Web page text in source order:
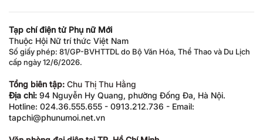
Tạp chí điện tử Phụ nữ Mới
Thuộc Hội Nữ trí thức Việt Nam
Số giấy phép: 81/GP-BVHTTDL do Bộ Văn Hóa, Thể Thao và Du Lịch
cấp ngày 12/6/2026.
Tổng biên tập: Chu Thị Thu Hằng
Địa chỉ: 94 Nguyễn Hy Quang, phường Đống Đa, Hà Nội.
Hotline: 024.36.555.655 - 0913.212.736 - Email:
tapchi@phunumoi.net.vn
Văn phòng đại diện tại TP. Hồ Chí Minh